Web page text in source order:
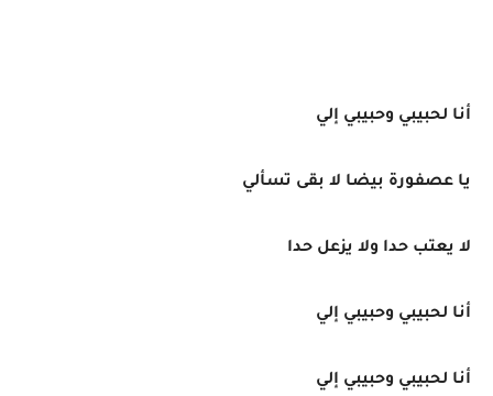
أنا لحبيبي وحبيبي إلي
يا عصفورة بيضا لا بقى تسألي
لا يعتب حدا ولا يزعل حدا
أنا لحبيبي وحبيبي إلي
أنا لحبيبي وحبيبي إلي